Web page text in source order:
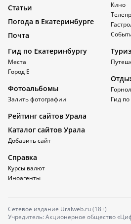
Статьи
Погода в Екатеринбурге
Почта
Кино
Гид по Екатеринбургу
Места
Город Е
Фотоальбомы
Залить фотографии
Гид
Рейтинг сайтов Урала
Каталог сайтов Урала
Добавить сайт
Справка
Курсы валют
Иноагенты
Сетевое издание Uralweb.ru (18+)
Учредитель: Акционерное общество